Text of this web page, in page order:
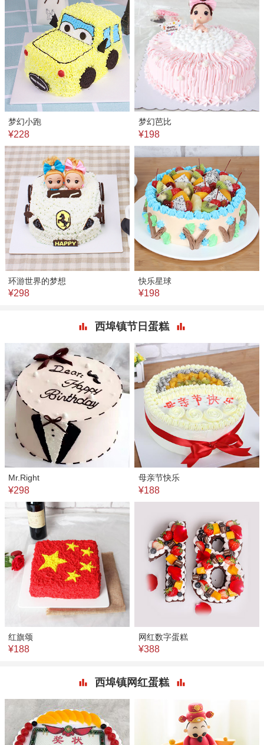
梦幻小跑
¥228
梦幻芭比
¥198
环游世界的梦想
¥298
快乐星球
¥198
西埠镇节日蛋糕
Mr.Right
¥298
母亲节快乐
¥188
红旗颂
¥188
网红数字蛋糕
¥388
西埠镇网红蛋糕